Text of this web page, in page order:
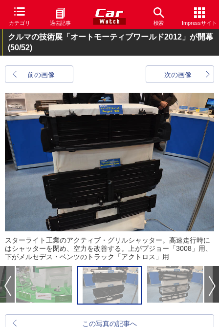
カテゴリ 過去記事 検索 Impressサイト
クルマの技術展「オートモーティブワールド2012」が開幕
(50/52)
前の画像 次の画像
スターライト工業のアクティブ・グリルシャッター。高速走行時に
はシャッターを閉め、空力を改善する。上がプジョー「3008」用、
下がメルセデス・ベンツのトラック「アクトロス」用
この写真の記事へ